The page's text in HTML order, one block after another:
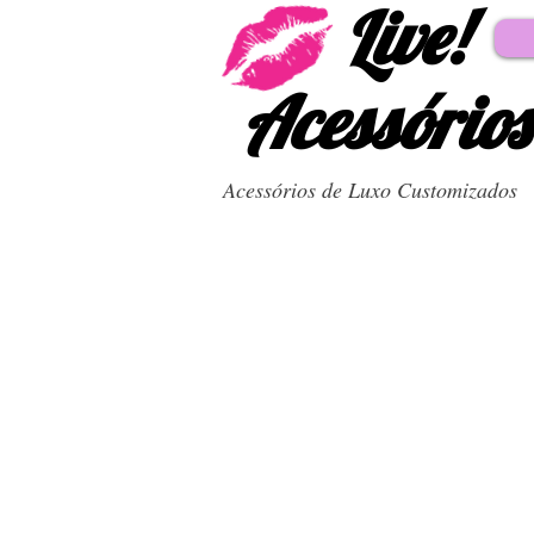
Live!
Acessórios
Acessórios de Luxo Customizados